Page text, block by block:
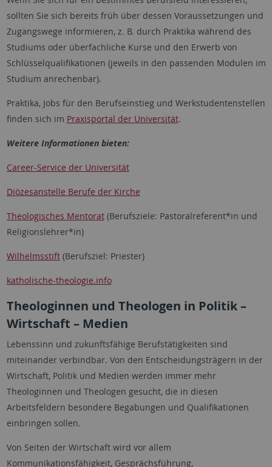
sollten Sie sich bereits früh über dessen Voraussetzungen und
Zugangswege informieren, z. B. durch Praktika während des
Studiums oder überfachliche Kurse und den Erwerb von
Schlüsselqualifikationen (jeweils in den passenden Modulen im
Studium anrechenbar).
Praktika, Jobs für den Berufseinstieg und Werkstudentenstellen
finden sich im Praxisportal der Universität.
Weitere Informationen bieten:
Career-Service der Universität
Diözesanstelle Berufe der Kirche
Theologisches Mentorat(Berufsziele: Pastoralreferent*in und
Religionslehrer*in)
Wilhelmsstift(Berufsziel: Priester)
katholische-theologie.info
Theologinnen und Theologen in Politik –
Wirtschaft – Medien
Lebenssinn und zukunftsfähige Berufstätigkeiten sind
miteinander verbindbar. Von den Entscheidungsträgern in der
Wirtschaft, Politik und Medien werden immer mehr
Theologinnen und Theologen gesucht, die in diesen
Arbeitsfeldern besondere Begabungen und Qualifikationen
einbringen sollen.
Von Seiten der Wirtschaft wird vor allem
Kommunikationsfähigkeit, Gesprächsführung,